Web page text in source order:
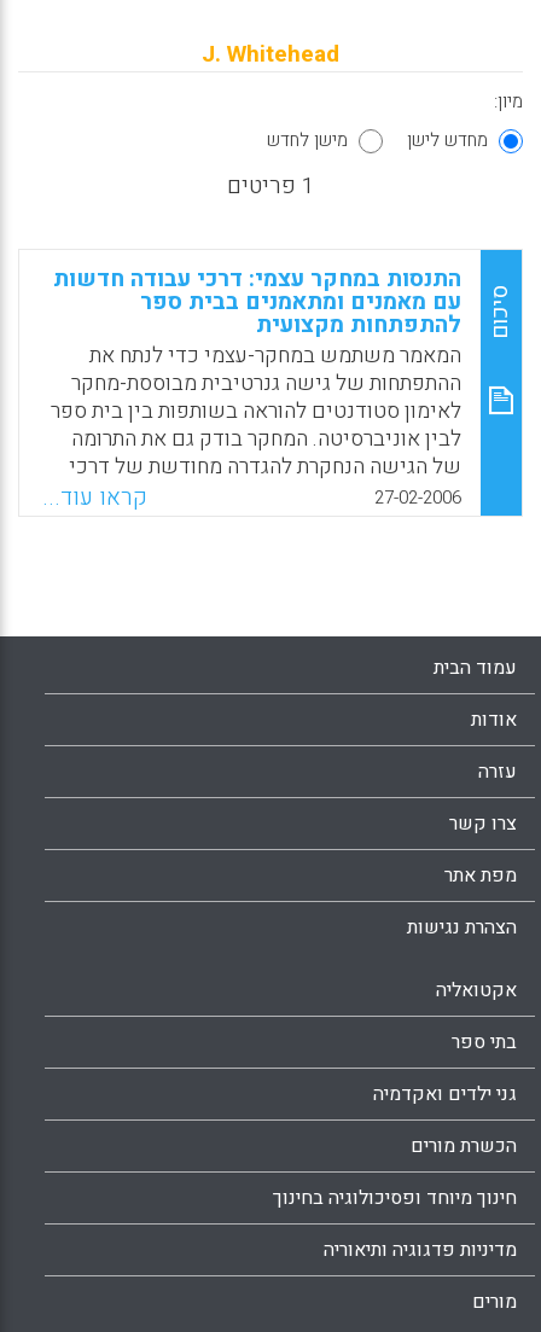
J. Whitehead
מיון:
מחדש לישן
מישן לחדש
1 פריטים
סיכום
התנסות במחקר עצמי: דרכי עבודה חדשות
עם מאמנים ומתאמנים בבית ספר
להתפתחות מקצועית
המאמר משתמש במחקר-עצמי כדי לנתח את
ההתפתחות של גישה גנרטיבית מבוססת-מחקר
לאימון סטודנטים להוראה בשותפות בין בית ספר
לבין אוניברסיטה. המחקר בודק גם את התרומה
של הגישה הנחקרת להגדרה מחודשת של דרכי
הכשרת מורים. המאמר מתמקד בערכים
האונתולוגיים ובלמידה משותפת של הכותבים
סטודנטים להוראה נחקר גם כן וכך גם התכונות
והתנאים שעזרו להביא לשינוי ביחסי הכוחות בין
השותפים שהיו מעורבים בדיאלוג הרפלקטיבי
וביסוס דרכי עבודה כאלה וכן לתרומה של סיפורי
ומתכשרים. (Whitehead, J., Fitzgerald, B)
WhatsApp
Facebook
Email
X
27-02-2006 קראו עוד...
עמוד הבית
אודות
עזרה
צרו קשר
מפת אתר
הצהרת נגישות
אקטואליה
בתי ספר
גני ילדים ואקדמיה
הכשרת מורים
חינוך מיוחד ופסיכולוגיה בחינוך
מדיניות פדגוגיה ותיאוריה
מורים